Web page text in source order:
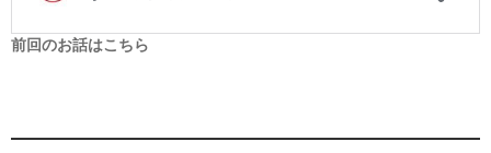
前回のお話はこちら